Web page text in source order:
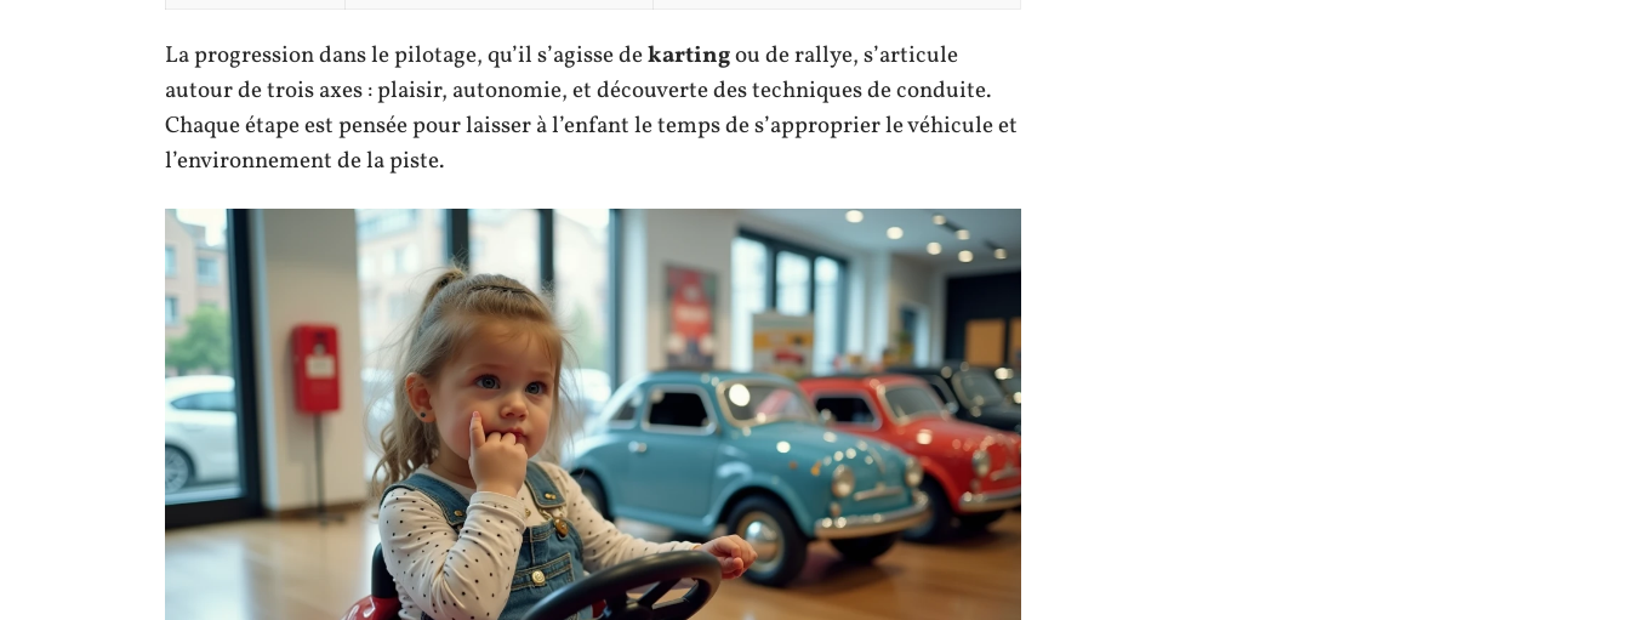
La progression dans le pilotage, qu’il s’agisse dekartingou de rallye, s’articule
autour de trois axes : plaisir, autonomie, et découverte des techniques de conduite.
Chaque étape est pensée pour laisser à l’enfant le temps de s’approprier le véhicule et
l’environnement de la piste.